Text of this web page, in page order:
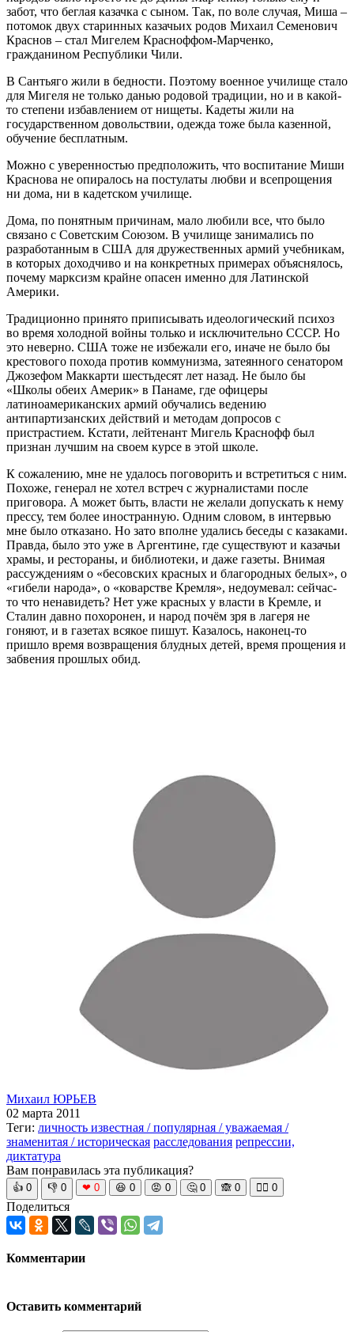
забот, что беглая казачка с сыном. Так, по воле случая, Миша –
потомок двух старинных казачьих родов Михаил Семенович
Краснов – стал Мигелем Красноффом-Марченко,
гражданином Республики Чили.
В Сантьяго жили в бедности. Поэтому военное училище стало
для Мигеля не только данью родовой традиции, но и в какой-
то степени избавлением от нищеты. Кадеты жили на
государственном довольствии, одежда тоже была казенной,
обучение бесплатным.
Можно с уверенностью предположить, что воспитание Миши
Краснова не опиралось на постулаты любви и всепрощения
ни дома, ни в кадетском училище.
Дома, по понятным причинам, мало любили все, что было
связано с Советским Союзом. В училище занимались по
разработанным в США для дружественных армий учебникам,
в которых доходчиво и на конкретных примерах объяснялось,
почему марксизм крайне опасен именно для Латинской
Америки.
Традиционно принято приписывать идеологический психоз
во время холодной войны только и исключительно СССР. Но
это неверно. США тоже не избежали его, иначе не было бы
крестового похода против коммунизма, затеянного сенатором
Джозефом Маккарти шестьдесят лет назад. Не было бы
«Школы обеих Америк» в Панаме, где офицеры
латиноамериканских армий обучались ведению
антипартизанских действий и методам допросов с
пристрастием. Кстати, лейтенант Мигель Краснофф был
признан лучшим на своем курсе в этой школе.
К сожалению, мне не удалось поговорить и встретиться с ним.
Похоже, генерал не хотел встреч с журналистами после
приговора. А может быть, власти не желали допускать к нему
прессу, тем более иностранную. Одним словом, в интервью
мне было отказано. Но зато вполне удались беседы с казаками.
Правда, было это уже в Аргентине, где существуют и казачьи
храмы, и рестораны, и библиотеки, и даже газеты. Внимая
рассуждениям о «бесовских красных и благородных белых», о
«гибели народа», о «коварстве Кремля», недоумевал: сейчас-
то что ненавидеть? Нет уже красных у власти в Кремле, и
Сталин давно похоронен, и народ почём зря в лагеря не
гоняют, и в газетах всякое пишут. Казалось, наконец-то
пришло время возвращения блудных детей, время прощения и
забвения прошлых обид.
Михаил ЮРЬЕВ
02 марта 2011
Теги: личность известная / популярная / уважаемая /
знаменитая / историческая расследования репрессии,
диктатура
Вам понравилась эта публикация?
👍 0 👎 0 ❤ 0 😆 0 😡 0 🤔 0 🙈 0 🧘‍♀️ 0
Поделиться
Комментарии
Оставить комментарий